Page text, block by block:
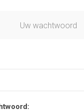
Uw wachtwoord